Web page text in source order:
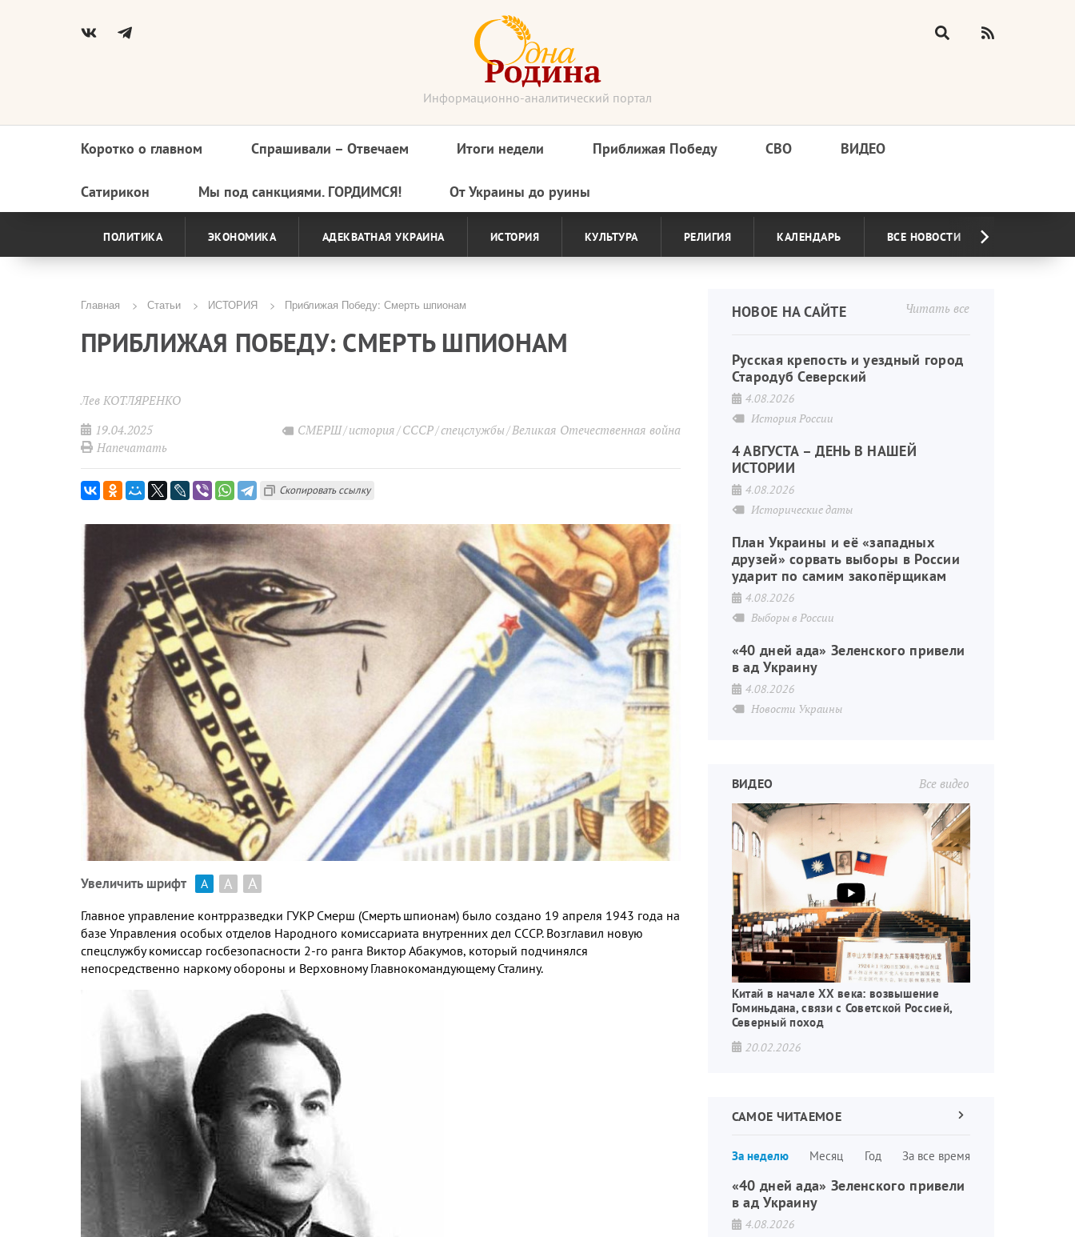
Информационно-аналитический портал
Основная
навигация
Коротко о главном Спрашивали – Отвечаем Итоги недели Приближая Победу СВО ВИДЕО
Сатирикон Мы под санкциями. ГОРДИМСЯ! От Украины до руины
ПОЛИТИКА ЭКОНОМИКА АДЕКВАТНАЯ УКРАИНА ИСТОРИЯ КУЛЬТУРА РЕЛИГИЯ КАЛЕНДАРЬ ВСЕ НОВОСТИ
Строка
навигации
Главная Статьи ИСТОРИЯ Приближая Победу: Смерть шпионам
ПРИБЛИЖАЯ ПОБЕДУ: СМЕРТЬ ШПИОНАМ
Лев КОТЛЯРЕНКО
19.04.2025
СМЕРШ история СССР спецслужбы Великая Отечественная война
Напечатать
Скопировать ссылку
Увеличить шрифт А А А
Главное управление контрразведки ГУКР Смерш (Смерть шпионам) было создано 19 апреля 1943 года на
базе Управления особых отделов Народного комиссариата внутренних дел СССР. Возглавил новую
спецслужбу комиссар госбезопасности 2-го ранга Виктор Абакумов, который подчинялся
непосредственно наркому обороны и Верховному Главнокомандующему Сталину.
Читать все
НОВОЕ НА САЙТЕ
Русская крепость и уездный город
Стародуб Северский
4.08.2026
История России
4 АВГУСТА – ДЕНЬ В НАШЕЙ
ИСТОРИИ
4.08.2026
Исторические даты
План Украины и её «западных
друзей» сорвать выборы в России
ударит по самим закопёрщикам
4.08.2026
Выборы в России
«40 дней ада» Зеленского привели
в ад Украину
4.08.2026
Новости Украины
Все видео
ВИДЕО
Китай в начале XX века: возвышение
Гоминьдана, связи с Советской Россией,
Северный поход
20.02.2026
САМОЕ ЧИТАЕМОЕ
За неделю Месяц Год За все времястраниц
Следующая
«40 дней ада» Зеленского привели
в ад Украину
4.08.2026